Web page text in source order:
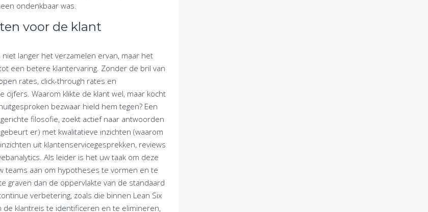
ondenkbaar was.
voor de klant
langer het verzamelen ervan, maar het
een betere klantervaring. Zonder de bril van
rates, click-through rates en
Waarom klikte de klant wel, maar kocht
bezwaar hield hem tegen? Een
filosofie, zoekt actief naar antwoorden
er) met kwalitatieve inzichten (waarom
uit klantenservicegesprekken, reviews
Als leider is het uw taak om deze
teams aan om hypotheses te vormen en te
graven dan de oppervlakte van de standaard
verbetering, zoals die binnen Lean Six
de klantreis te identificeren en te elimineren,